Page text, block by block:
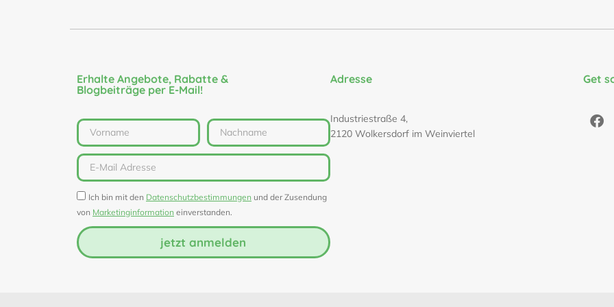
Erhalte Angebote, Rabatte &
Blogbeiträge per E-Mail!
Ich bin mit den Datenschutzbestimmungen und der Zusendung
von Marketinginformation einverstanden.
jetzt anmelden
Adresse
Industriestraße 4,
2120 Wolkersdorf im Weinviertel
Get